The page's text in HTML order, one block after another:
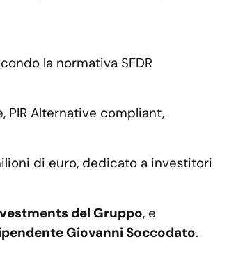
la normativa SFDR
PIR Alternative compliant,
di euro, dedicato a investitori
del Gruppo, e
Giovanni Soccodato.